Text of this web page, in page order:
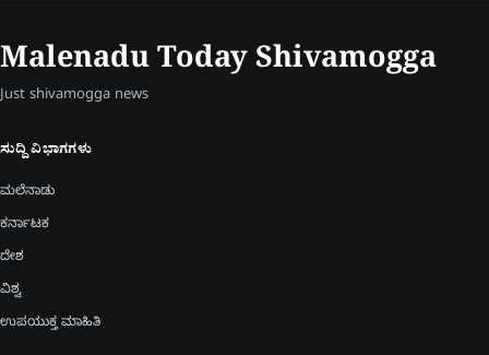
Malenadu Today Shivamogga
Just shivamogga news
ಸುದ್ದಿ ವಿಭಾಗಗಳು
ಮಲೆನಾಡು
ಕರ್ನಾಟಕ
ದೇಶ
ವಿಶ್ವ
ಉಪಯುಕ್ತ ಮಾಹಿತಿ